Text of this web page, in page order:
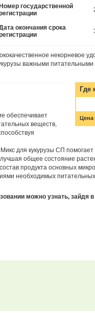
Номер государственной
окончания срока
некорневое
важными
Где
Цена
обеспечивает
веществ,
для кукурузы СП помогает
общее состояние
продукта основных
необходимых
можно узнать, зайдя в